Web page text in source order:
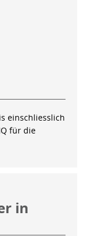
einschliesslich
für die
in